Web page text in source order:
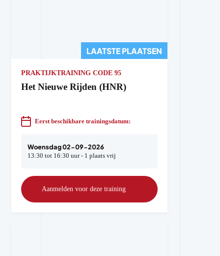
LAATSTE PLAATSEN
PRAKTIJKTRAINING CODE 95
Het Nieuwe Rijden (HNR)
Eerst beschikbare trainingsdatum:
Woensdag 02-09-2026
13:30 tot 16:30 uur - 1 plaats vrij
Aanmelden voor deze training